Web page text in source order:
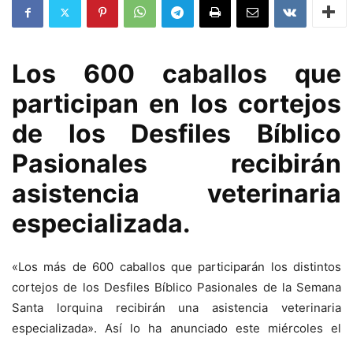
Los 600 caballos que
participan en los cortejos
de los Desfiles Bíblico
Pasionales recibirán
asistencia veterinaria
especializada.
«Los más de 600 caballos que participarán los distintos
cortejos de los Desfiles Bíblico Pasionales de la Semana
Santa lorquina recibirán una asistencia veterinaria
especializada». Así lo ha anunciado este miércoles el